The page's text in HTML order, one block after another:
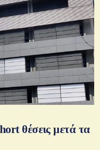
θέσεις μετά τα